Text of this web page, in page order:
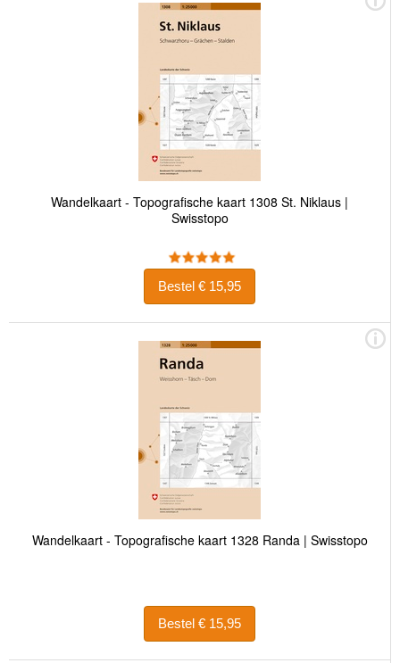
Wandelkaart - Topografische kaart 1308 St. Niklaus |
Swisstopo
Bestel € 15,95
Wandelkaart - Topografische kaart 1328 Randa | Swisstopo
Bestel € 15,95